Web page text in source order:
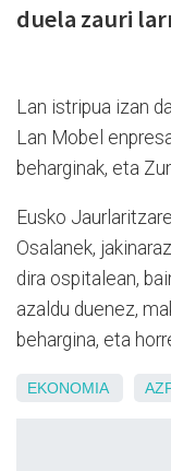
duela zauri
Lan istripua izan
Lan Mobel
beharginak, eta
Eusko
Osalanek,
dira ospitalean,
azaldu duenez, m
behargina, eta
EKONOMIA